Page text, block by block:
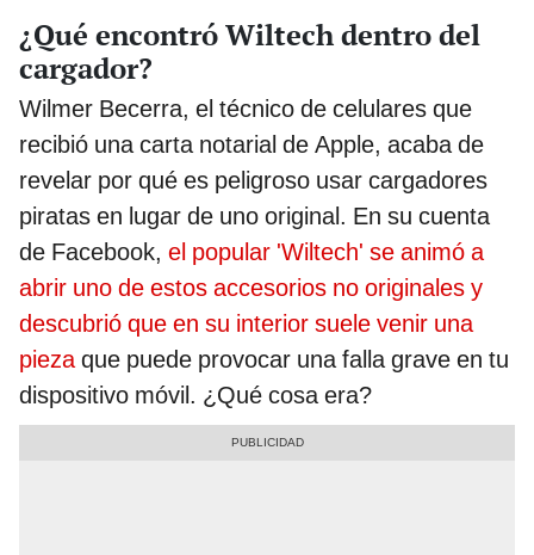
¿Qué encontró Wiltech dentro del
cargador?
Wilmer Becerra, el técnico de celulares que
recibió una carta notarial de Apple, acaba de
revelar por qué es peligroso usar cargadores
piratas en lugar de uno original. En su cuenta
de Facebook, el popular 'Wiltech' se animó a
abrir uno de estos accesorios no originales y
descubrió que en su interior suele venir una
piezaque puede provocar una falla grave en tu
dispositivo móvil. ¿Qué cosa era?